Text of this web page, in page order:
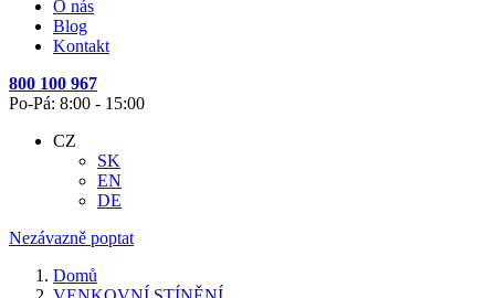
O nás
Blog
Kontakt
800 100 967
Po-Pá: 8:00 - 15:00
CZ
SK
EN
DE
Nezávazně poptat
Domů